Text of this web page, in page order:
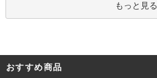
もっと見る
おすすめ商品